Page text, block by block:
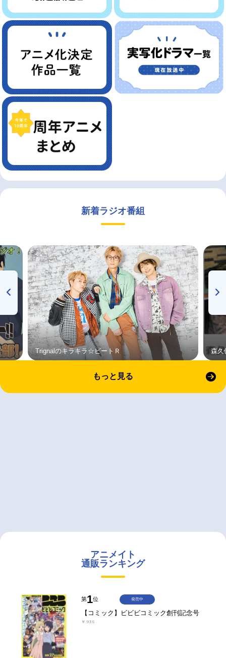
新着ラジオ番組
Trignalのキラキラ☆ビートＲ 森久
もっと見る
アニメイト
通販ランキング
第1位
【コミック】ビビビコミック創刊記念号
￥935
発売中